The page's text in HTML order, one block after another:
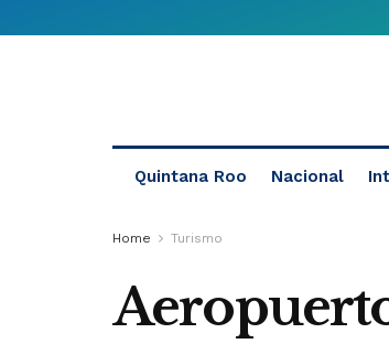
Quintana Roo Nacional
Home Turismo